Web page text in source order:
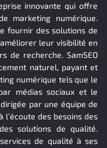
innovante qui offre
marketing numérique.
fournir des solutions de
leur visibilité en
de recherche. SamSEO
naturel, payant et
numérique tels que le
médias sociaux et le
par une équipe de
des besoins des
solutions de qualité.
de qualité à ses